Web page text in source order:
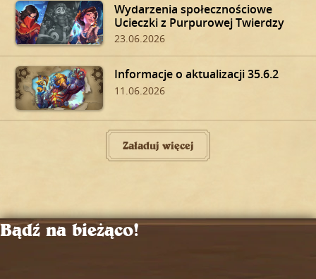
Wydarzenia społecznościowe
Ucieczki z Purpurowej Twierdzy
23.06.2026
Informacje o aktualizacji 35.6.2
11.06.2026
Załaduj więcej
Bądź na bieżąco!